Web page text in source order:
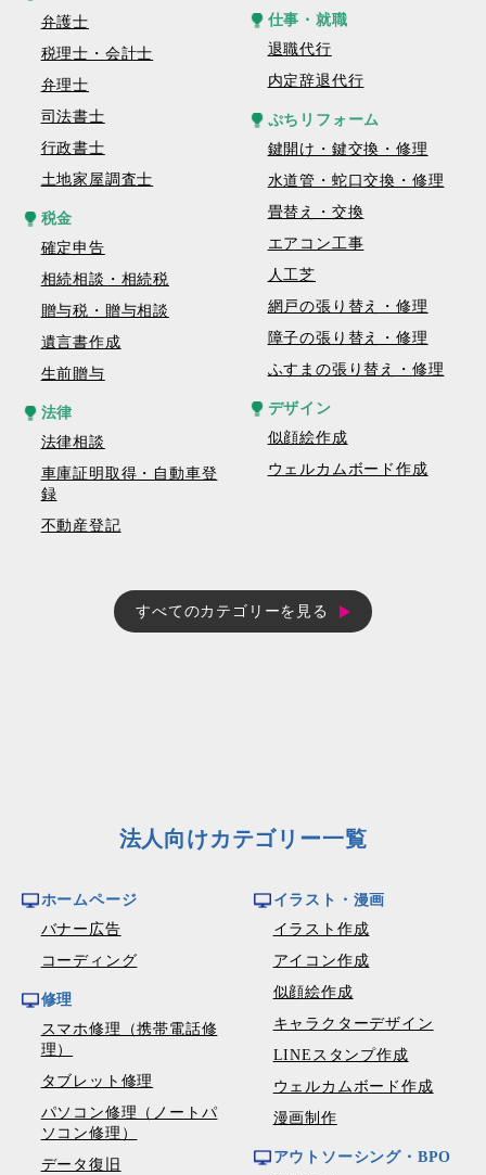
弁護士
税理士・会計士
弁理士
司法書士
行政書士
土地家屋調査士
税金
確定申告
相続相談・相続税
贈与税・贈与相談
遺言書作成
生前贈与
法律
法律相談
車庫証明取得・自動車登
録
不動産登記
仕事・就職
退職代行
内定辞退代行
ぷちリフォーム
鍵開け・鍵交換・修理
水道管・蛇口交換・修理
畳替え・交換
エアコン工事
人工芝
網戸の張り替え・修理
障子の張り替え・修理
ふすまの張り替え・修理
デザイン
似顔絵作成
ウェルカムボード作成
すべてのカテゴリーを見る
法人向けカテゴリー一覧
ホームページ
バナー広告
コーディング
修理
スマホ修理（携帯電話修
理）
タブレット修理
パソコン修理（ノートパ
ソコン修理）
データ復旧
イラスト・漫画
イラスト作成
アイコン作成
似顔絵作成
キャラクターデザイン
LINEスタンプ作成
ウェルカムボード作成
漫画制作
アウトソーシング・BPO